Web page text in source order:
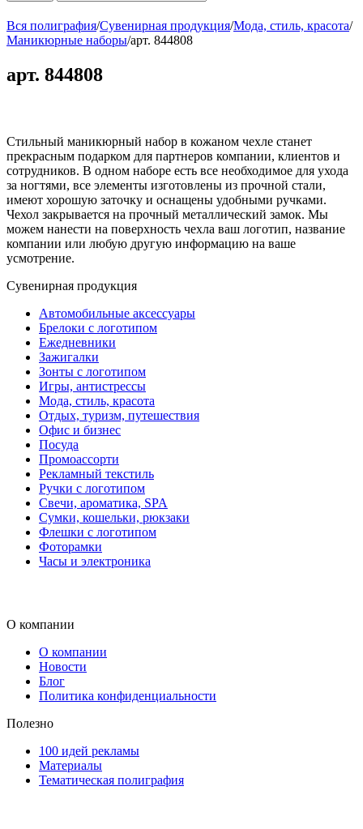
Вся полиграфия/Сувенирная продукция/Мода, стиль, красота/
Маникюрные наборы/арт. 844808
арт. 844808
Стильный маникюрный набор в кожаном чехле станет
прекрасным подарком для партнеров компании, клиентов и
сотрудников. В одном наборе есть все необходимое для ухода
за ногтями, все элементы изготовлены из прочной стали,
имеют хорошую заточку и оснащены удобными ручками.
Чехол закрывается на прочный металлический замок. Мы
можем нанести на поверхность чехла ваш логотип, название
компании или любую другую информацию на ваше
усмотрение.
Сувенирная продукция
Автомобильные аксессуары
Брелоки с логотипом
Ежедневники
Зажигалки
Зонты с логотипом
Игры, антистрессы
Мода, стиль, красота
Отдых, туризм, путешествия
Офис и бизнес
Посуда
Промоассорти
Рекламный текстиль
Ручки с логотипом
Свечи, ароматика, SPA
Сумки, кошельки, рюкзаки
Флешки с логотипом
Фоторамки
Часы и электроника
О компании
О компании
Новости
Блог
Политика конфиденциальности
Полезно
100 идей рекламы
Материалы
Тематическая полиграфия